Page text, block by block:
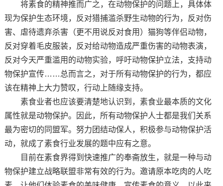
将素食的精神推而广之，在动物保护的问题上，具体体
现为保护生态环境，反对猎捕滥杀野生动物的行为，反对伤
害、虐待遗弃杀害（更不用说反对食用）猫狗等伴侣动物，
反对穿着毛皮服装，反对给动物造成严重伤害的动物表演，
反对今天严重滥用的动物实验，呼吁动物保护立法，支持动
物保护宣传……总而言之，对于所有动物保护的行为，都应
该在精神上大力赞叹，行动上随缘支持。
素食业者也应该要清楚地认识到，素食业最本质的文化
属性就是动物保护。因此，所有动物保护人士都是我们关系
最为密切的同盟军。努力团结动保人，积极参与动物保护活
动，就成了素食行业发展的题中应有之意。
目前在素食界得到快速推广的奉斋放生，就是一种与动
物保护建立战略联盟非常有效的行为。邀请原本吃肉的人吃